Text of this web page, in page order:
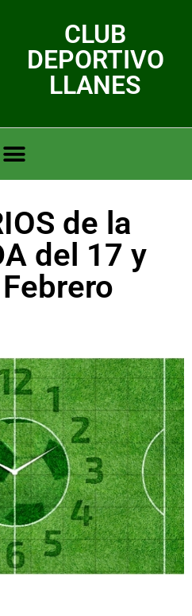
CLUB
DEPORTIVO
LLANES
de la
del 17 y